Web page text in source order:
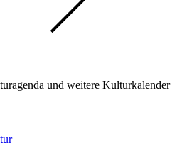
und weitere Kulturkalender